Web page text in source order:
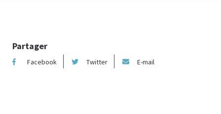
Partager
Facebook Twitter E-mail